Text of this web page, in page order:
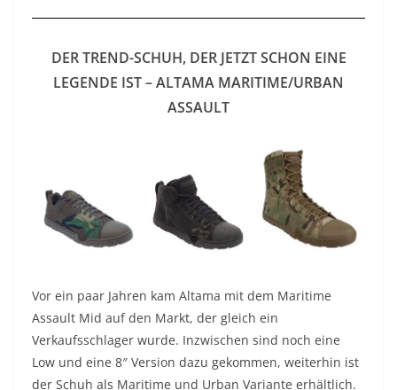
DER TREND-SCHUH, DER JETZT SCHON EINE
LEGENDE IST – ALTAMA MARITIME/URBAN
ASSAULT
Vor ein paar Jahren kam Altama mit dem Maritime
Assault Mid auf den Markt, der gleich ein
Verkaufsschlager wurde. Inzwischen sind noch eine
Low und eine 8″ Version dazu gekommen, weiterhin ist
der Schuh als Maritime und Urban Variante erhältlich.